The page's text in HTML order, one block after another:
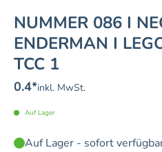
NUMMER 086 I
ENDERMAN I
TCC 1
0.4*inkl. MwSt.
Auf Lager
Auf Lager - sofort